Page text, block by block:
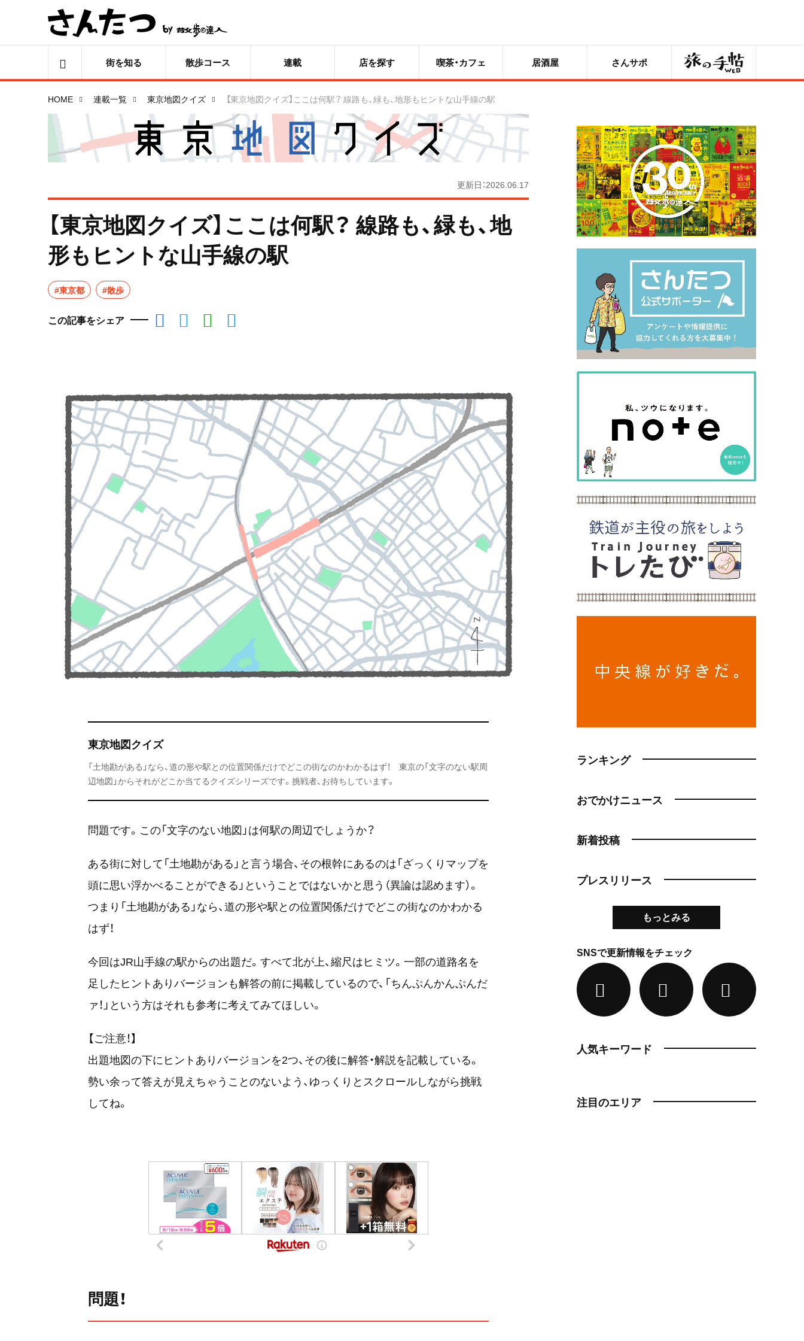
街を知る 散歩コース 連載 店を探す 喫茶・カフェ 居酒屋 さんサポ 旅の手帖
HOME 連載一覧 東京地図クイズ 【東京地図クイズ】ここは何駅？ 線路も、緑も、地形もヒントな山手線の駅
更新日：2026.06.17
【東京地図クイズ】ここは何駅？ 線路も、緑も、地
形もヒントな山手線の駅
#東京都 #散歩
この記事をシェア
東京地図クイズ
「土地勘がある」なら、道の形や駅との位置関係だけでどこの街なのかわかるはず！ 東京の「文字のない駅周
辺地図」からそれがどこか当てるクイズシリーズです。挑戦者、お待ちしています。
問題です。この「文字のない地図」は何駅の周辺でしょうか？
ある街に対して「土地勘がある」と言う場合、その根幹にあるのは「ざっくりマップを
頭に思い浮かべることができる」ということではないかと思う（異論は認めます）。
つまり「土地勘がある」なら、道の形や駅との位置関係だけでどこの街なのかわかる
はず！
今回はJR山手線の駅からの出題だ。すべて北が上、縮尺はヒミツ。一部の道路名を
足したヒントありバージョンも解答の前に掲載しているので、「ちんぷんかんぷんだ
ァ！」という方はそれも参考に考えてみてほしい。
【ご注意！】
出題地図の下にヒントありバージョンを2つ、その後に解答・解説を記載している。
勢い余って答えが見えちゃうことのないよう、ゆっくりとスクロールしながら挑戦
してね。
問題！
ランキング
おでかけニュース
新着投稿
プレスリリース
もっとみる
SNSで更新情報をチェック
人気キーワード
注目のエリア